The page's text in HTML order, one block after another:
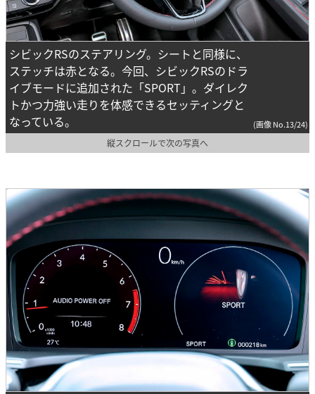
シビックRSのステアリング。シートと同様に、
ステッチは赤となる。今回、シビックRSのドラ
イブモードに追加された「SPORT」。ダイレク
トかつ力強い走りを体感できるセッティングと
なっている。
(画像 No.13/24)
縦スクロールで次の写真へ